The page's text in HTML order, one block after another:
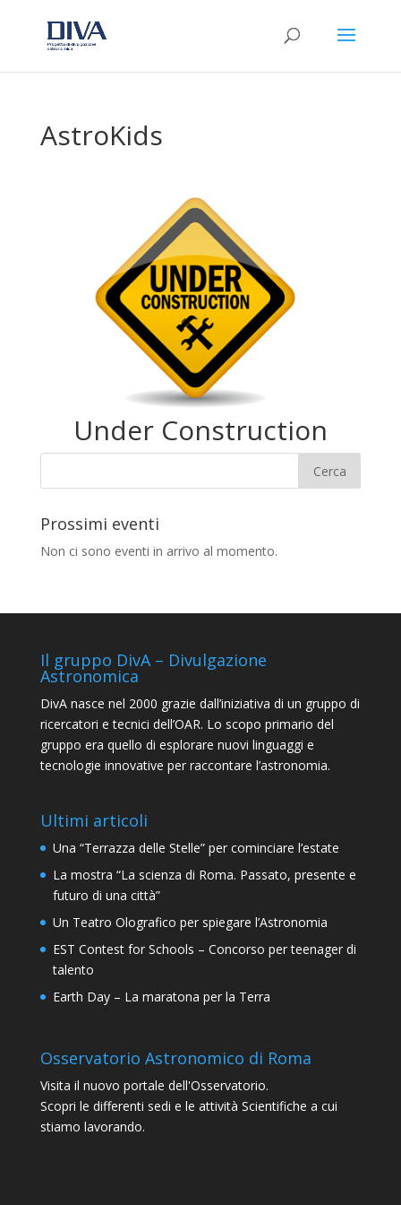
AstroKids
Under Construction
Prossimi eventi
Non ci sono eventi in arrivo al momento.
Il gruppo DivA – Divulgazione
Astronomica
DivA nasce nel 2000 grazie dall’iniziativa di un gruppo di
ricercatori e tecnici dell’OAR. Lo scopo primario del
gruppo era quello di esplorare nuovi linguaggi e
tecnologie innovative per raccontare l’astronomia.
Ultimi articoli
Una “Terrazza delle Stelle” per cominciare l’estate
La mostra “La scienza di Roma. Passato, presente e
futuro di una città”
Un Teatro Olografico per spiegare l’Astronomia
EST Contest for Schools – Concorso per teenager di
talento
Earth Day – La maratona per la Terra
Osservatorio Astronomico di Roma
Visita il nuovo portale dell'Osservatorio.
Scopri le differenti sedi e le attività Scientifiche a cui
stiamo lavorando.